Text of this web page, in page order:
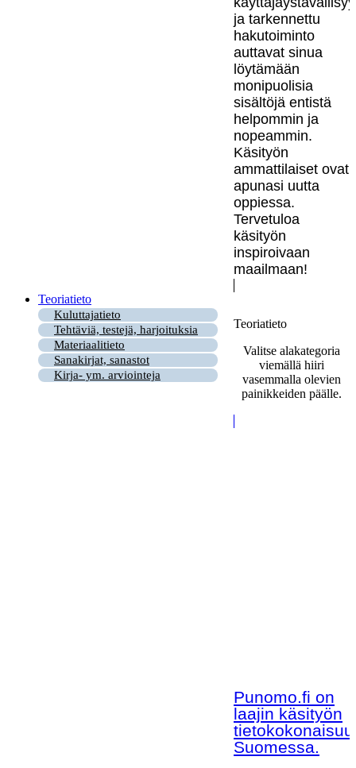
ja tarkennettu
hakutoiminto
auttavat sinua
löytämään
monipuolisia
sisältöjä entistä
helpommin ja
nopeammin.
Käsityön
ammattilaiset ovat
apunasi uutta
oppiessa.
Tervetuloa
käsityön
inspiroivaan
maailmaan!
Teoriatieto
Kuluttajatieto
Tehtäviä, testejä, harjoituksia
Materiaalitieto
Sanakirjat, sanastot
Kirja- ym. arviointeja
Teoriatieto
Valitse alakategoria
viemällä hiiri
vasemmalla olevien
painikkeiden päälle.
Punomo.fi on
laajin käsityön
Suomessa.